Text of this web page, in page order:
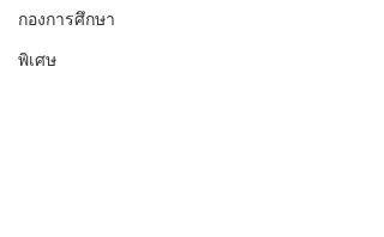
กองการศึกษา
พิเศษ